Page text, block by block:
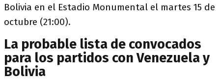
Bolivia en el Estadio Monumental el martes 15 de
octubre (21:00).
La probable lista de convocados
para los partidos con Venezuela y
Bolivia